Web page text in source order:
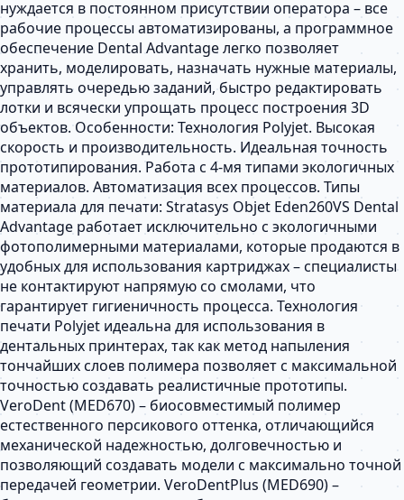
нуждается в постоянном присутствии оператора – все
рабочие процессы автоматизированы, а программное
обеспечение Dental Advantage легко позволяет
хранить, моделировать, назначать нужные материалы,
управлять очередью заданий, быстро редактировать
лотки и всячески упрощать процесс построения 3D
объектов. Особенности: Технология Polyjet. Высокая
скорость и производительность. Идеальная точность
прототипирования. Работа с 4-мя типами экологичных
материалов. Автоматизация всех процессов. Типы
материала для печати: Stratasys Objet Eden260VS Dental
Advantage работает исключительно с экологичными
фотополимерными материалами, которые продаются в
удобных для использования картриджах – специалисты
не контактируют напрямую со смолами, что
гарантирует гигиеничность процесса. Технология
печати Polyjet идеальна для использования в
дентальных принтерах, так как метод напыления
тончайших слоев полимера позволяет с максимальной
точностью создавать реалистичные прототипы.
VeroDent (MED670) – биосовместимый полимер
естественного персикового оттенка, отличающийся
механической надежностью, долговечностью и
позволяющий создавать модели с максимально точной
передачей геометрии. VeroDentPlus (MED690) –